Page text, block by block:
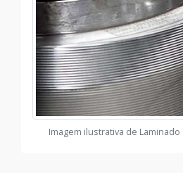
Imagem ilustrativa de